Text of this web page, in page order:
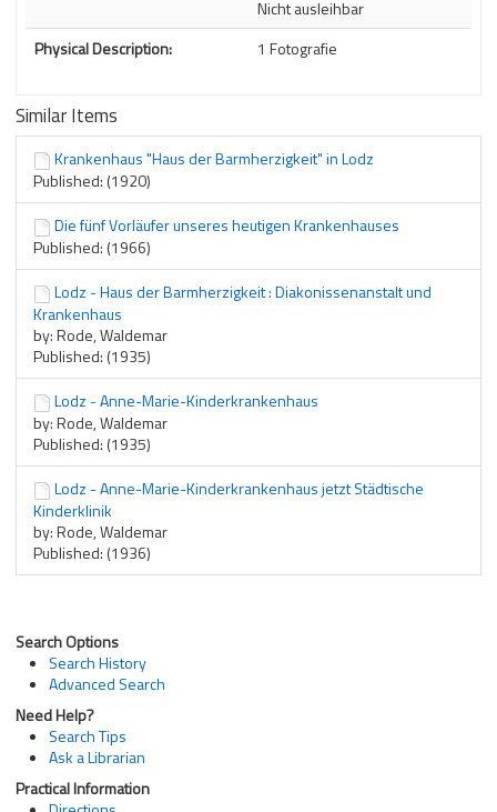
Nicht ausleihbar
Physical Description:
1 Fotografie
Similar Items
Krankenhaus "Haus der Barmherzigkeit" in Lodz
Published: (1920)
Die fünf Vorläufer unseres heutigen Krankenhauses
Published: (1966)
Lodz - Haus der Barmherzigkeit : Diakonissenanstalt und
Krankenhaus
by: Rode, Waldemar
Published: (1935)
Lodz - Anne-Marie-Kinderkrankenhaus
by: Rode, Waldemar
Published: (1935)
Lodz - Anne-Marie-Kinderkrankenhaus jetzt Städtische
Kinderklinik
by: Rode, Waldemar
Published: (1936)
Search Options
Search History
Advanced Search
Need Help?
Search Tips
Ask a Librarian
Practical Information